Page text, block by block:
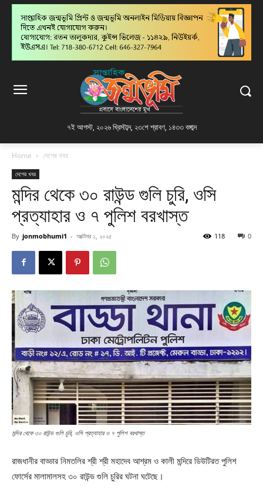
৭ই আগস্ট, ২০২৬ খ্রিস্টাব্দ, ২৩শে শ্রাবণ, ১৪৩৩ বঙ্গাব্দ
Home দেশের খবর
দেশের খবর
মন্দির থেকে ৩০ রাউন্ড গুলি চুরি, ওসি
প্রত্যাহার ও ৭ পুলিশ বরখাস্ত
By jonmobhumi1 - অক্টোবর ১, ২০২৫ 0
118
মন্দির থেকে ৩০ রাউন্ড গুলি চুরি, ওসি প্রত্যাহার ও ৭ পুলিশ বরখাস্ত
রাজধানীর বাড্ডার নিমতলির শ্রী শ্রী মহাদেব আশ্রম ও কালী মন্দিরে ডিউটিরত পুলিশ
ফোর্সের মালামালসহ ৩০ রাউন্ড গুলি চুরির ঘটনা ঘটেছে।